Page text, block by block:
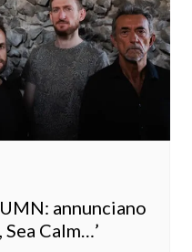
annunciano
Sea Calm…’